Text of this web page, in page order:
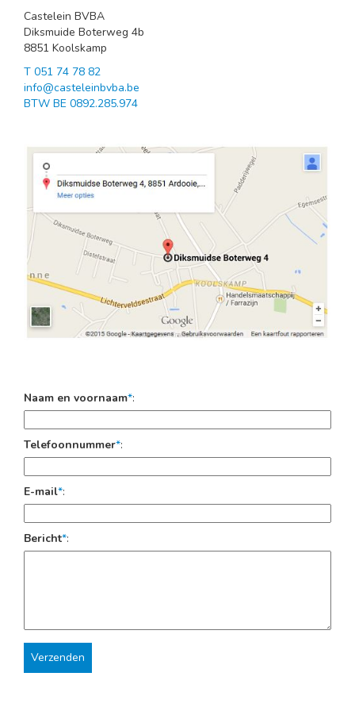
Castelein BVBA
Diksmuide Boterweg 4b
8851 Koolskamp
T 051 74 78 82
info@casteleinbvba.be
BTW BE 0892.285.974
Naam en voornaam*:
Telefoonnummer*:
E-mail*:
Bericht*: